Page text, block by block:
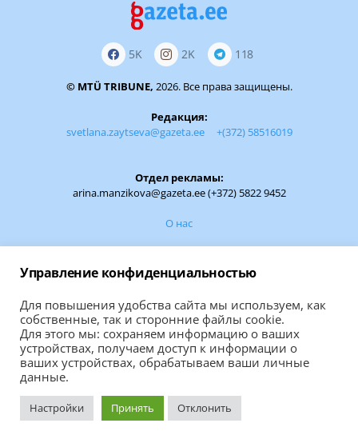
5K 2K 118
© MTÜ TRIBUNE, 2026. Все права защищены.
Редакция:
svetlana.zaytseva@gazeta.ee
+(372) 58516019
Отдел рекламы:
arina.manzikova@gazeta.ee (+372) 5822 9452
О нас
ВАШУ НОВОСТЬ
Правила использования материалов сайта
На портале используются материалы из "Нарвской газеты"
Управление конфиденциальностью
Для повышения удобства сайта мы используем, как
собственные, так и сторонние файлы cookie.
Для этого мы: сохраняем информацию о ваших
устройствах, получаем доступ к информации о
ваших устройствах, обрабатываем ваши личные
данные.
Настройки Принять Отклонить